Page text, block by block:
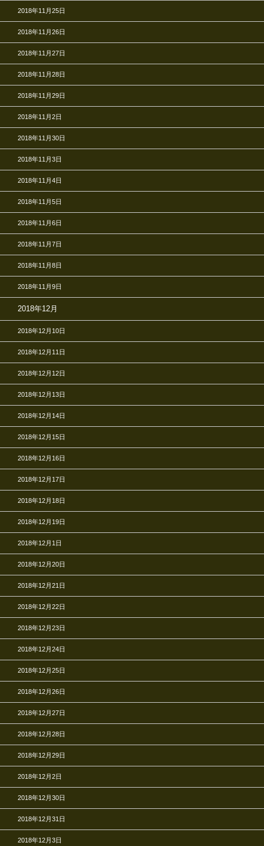
2018年11月25日
2018年11月26日
2018年11月27日
2018年11月28日
2018年11月29日
2018年11月2日
2018年11月30日
2018年11月3日
2018年11月4日
2018年11月5日
2018年11月6日
2018年11月7日
2018年11月8日
2018年11月9日
2018年12月
2018年12月10日
2018年12月11日
2018年12月12日
2018年12月13日
2018年12月14日
2018年12月15日
2018年12月16日
2018年12月17日
2018年12月18日
2018年12月19日
2018年12月1日
2018年12月20日
2018年12月21日
2018年12月22日
2018年12月23日
2018年12月24日
2018年12月25日
2018年12月26日
2018年12月27日
2018年12月28日
2018年12月29日
2018年12月2日
2018年12月30日
2018年12月31日
2018年12月3日